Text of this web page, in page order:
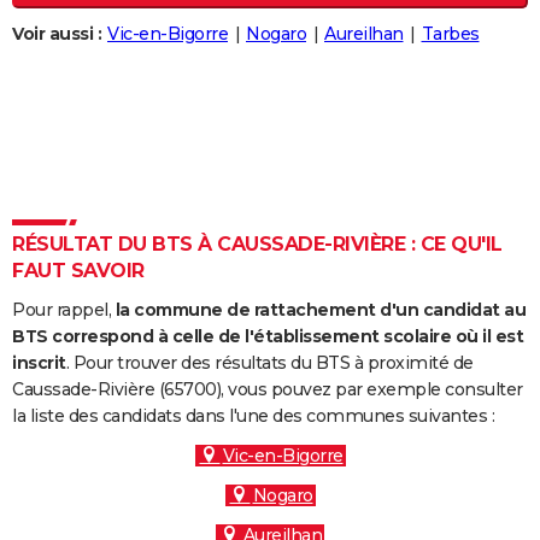
Destinations
City break
Voyage nature
Voyage de noces
Forum
Climat
+
PHOTO
Carte de Noël
Carte Bonne année
Carte Saint-Valentin
Carte Pâques
Carte d'anniversaire
DICTIONNAIRE
Dictionnaire
Biographies
Citations
Expressions
Proverbes
PROGRAMME TV
COPAINS D'AVANT
S'inscrire
Se connecter
Lycées
Collèges
Primaires
Universités
Entreprises
Service militaire
Avis de recherche
AVIS DE DÉCÈS
FORUM
Voir aussi : Vic-en-Bigorre Nogaro Aureilhan Tarbes
RÉSULTAT DU BTS À CAUSSADE-RIVIÈRE : CE QU'IL
FAUT SAVOIR
Pour rappel, la commune de rattachement d'un candidat au
BTS correspond à celle de l'établissement scolaire où il est
inscrit. Pour trouver des résultats du BTS à proximité de
Caussade-Rivière (65700), vous pouvez par exemple consulter
la liste des candidats dans l'une des communes suivantes :
Vic-en-Bigorre
Nogaro
Aureilhan